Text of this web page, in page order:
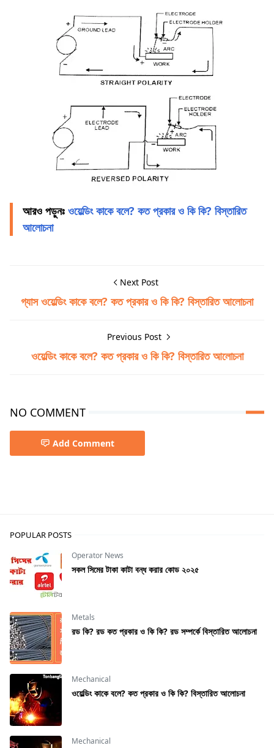
আরও পড়ুনঃ ওয়েল্ডিং কাকে বলে? কত প্রকার ও কি কি? বিস্তারিত
আলোচনা
Next Post
গ্যাস ওয়েল্ডিং কাকে বলে? কত প্রকার ও কি কি? বিস্তারিত আলোচনা
Previous Post
ওয়েল্ডিং কাকে বলে? কত প্রকার ও কি কি? বিস্তারিত আলোচনা
NO COMMENT
Add Comment
POPULAR POSTS
Operator News
সকল সিমের টাকা কাটা বন্ধ করার কোড ২০২৫
Metals
রড কি? রড কত প্রকার ও কি কি? রড সম্পর্কে বিস্তারিত আলোচনা
Mechanical
ওয়েল্ডিং কাকে বলে? কত প্রকার ও কি কি? বিস্তারিত আলোচনা
Mechanical